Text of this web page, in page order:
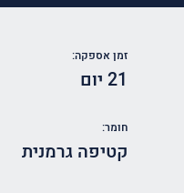
זמן אספקה:
21 יום
חומר:
קטיפה גרמנית